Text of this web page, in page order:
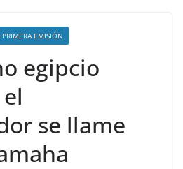
EMISIÓN
egipcio
se llame